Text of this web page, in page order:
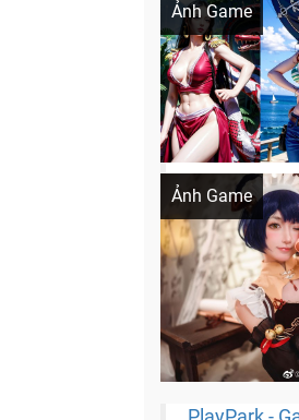
Ảnh Game
Ảnh Game
Cosplay